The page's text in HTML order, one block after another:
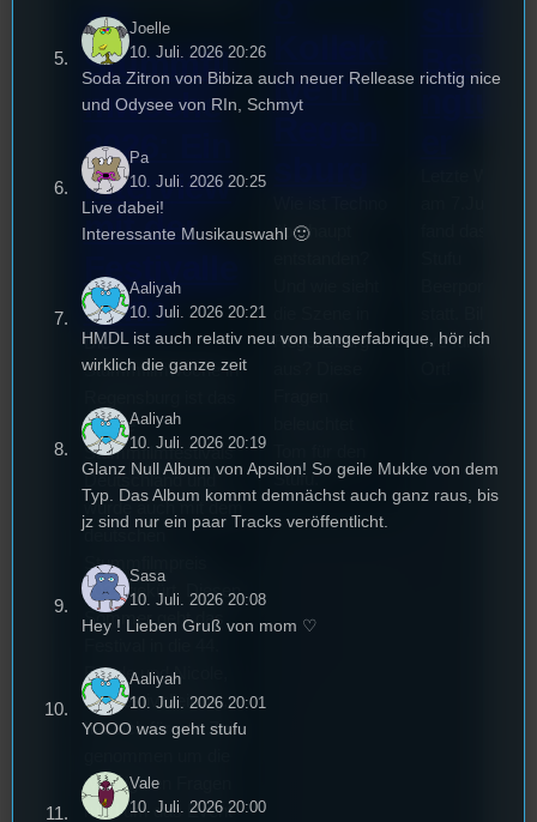
44.
Stummfil
mwoche
2026: Ein
Interview
mit der
Festivalle
iterin
Die
Stummfilmwoche in
älteste
Stummfilmfestivals
Deutschland und
wurde auch mit dem
deutschen
Stummfilmpreis
2022 gekürt. Diesen
Sommer geht das
Runde und Nicole,
die Festivalleitung,
hat sich für uns Zeit
wichtigsten Fragen
rund um das Event
ive in
überhaupt
Regensburg
Stufu.
live für euch
Joelle
10. Juli. 2026 20:26
Soda Zitron von Bibiza auch neuer Rellease richtig nice
und Odysee von RIn, Schmyt
Pa
10. Juli. 2026 20:25
Live dabei!
Interessante Musikauswahl 🙂
Aaliyah
10. Juli. 2026 20:21
HMDL ist auch relativ neu von bangerfabrique, hör ich
wirklich die ganze zeit
Aaliyah
10. Juli. 2026 20:19
Glanz Null Album von Apsilon! So geile Mukke von dem
Typ. Das Album kommt demnächst auch ganz raus, bis
jz sind nur ein paar Tracks veröffentlicht.
Sasa
10. Juli. 2026 20:08
Hey ! Lieben Gruß von mom ♡
Aaliyah
10. Juli. 2026 20:01
YOOO was geht stufu
Vale
10. Juli. 2026 20:00